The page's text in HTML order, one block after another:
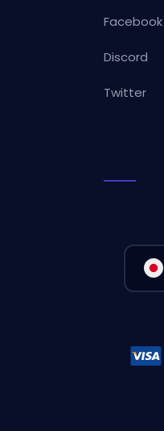
Facebook
Discord
Twitter